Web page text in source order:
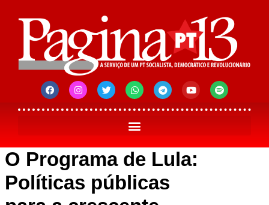
O Programa de Lula:
Políticas públicas